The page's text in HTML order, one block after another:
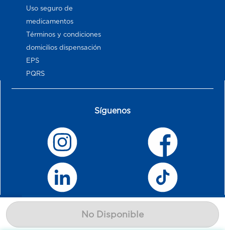
No Disponible
Uso seguro de
medicamentos
Términos y condiciones
domicilios dispensación
EPS
PQRS
Síguenos